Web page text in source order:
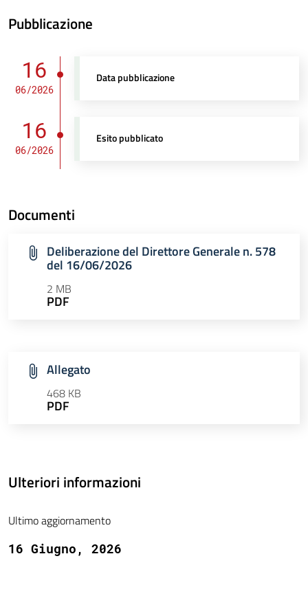
Pubblicazione
16
06/2026
Data pubblicazione
16
06/2026
Esito pubblicato
Documenti
Deliberazione del Direttore Generale n. 578
del 16/06/2026
2 MB
PDF
Allegato
468 KB
PDF
Ulteriori informazioni
Ultimo aggiornamento
16 Giugno, 2026